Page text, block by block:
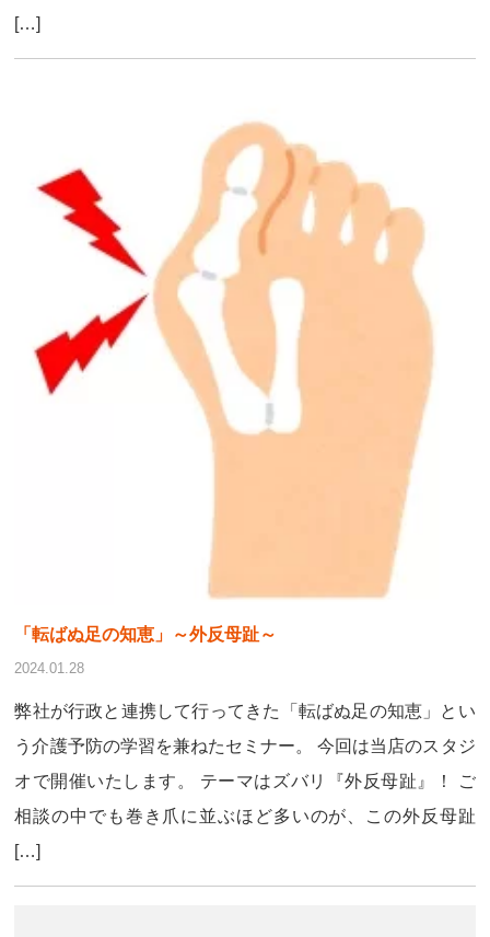
[…]
「転ばぬ足の知恵」～外反母趾～
2024.01.28
弊社が行政と連携して行ってきた「転ばぬ足の知恵」とい
う介護予防の学習を兼ねたセミナー。 今回は当店のスタジ
オで開催いたします。 テーマはズバリ『外反母趾』！ ご
相談の中でも巻き爪に並ぶほど多いのが、この外反母趾
[…]